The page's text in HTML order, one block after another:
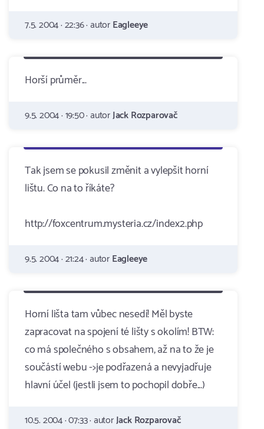
7.5. 2004 · 22:36 · autorEagleeye
Horší průměr...
9.5. 2004 · 19:50 · autorJack Rozparovač
Tak jsem se pokusil změnit a vylepšit horní
lištu. Co na to říkáte?
http://foxcentrum.mysteria.cz/index2.php
9.5. 2004 · 21:24 · autorEagleeye
Horní lišta tam vůbec nesedí! Měl byste
zapracovat na spojení té lišty s okolím! BTW:
co má společného s obsahem, až na to že je
součástí webu ->je podřazená a nevyjadřuje
hlavní účel (jestli jsem to pochopil dobře...)
10.5. 2004 · 07:33 · autorJack Rozparovač